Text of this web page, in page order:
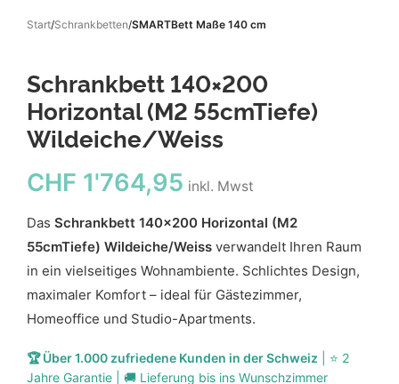
Start Schrankbetten SMARTBett Maße 140 cm
Schrankbett 140×200
Horizontal (M2 55cmTiefe)
Wildeiche/Weiss
CHF 1'764,95 inkl. Mwst
Das Schrankbett 140x200 Horizontal (M2
55cmTiefe) Wildeiche/Weiss verwandelt Ihren Raum
in ein vielseitiges Wohnambiente. Schlichtes Design,
maximaler Komfort – ideal für Gästezimmer,
Homeoffice und Studio-Apartments.
🏆 Über 1.000 zufriedene Kunden in der Schweiz | ⭐ 2
Jahre Garantie | 🚚 Lieferung bis ins Wunschzimmer